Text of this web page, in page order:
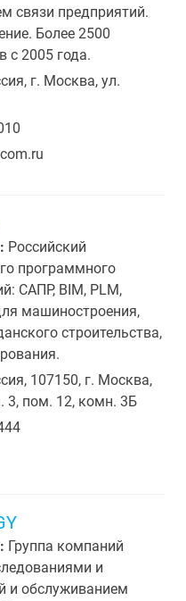
связи предприятий.
Более 2500
с 2005 года.
г. Москва, ул.
Российский
программного
САПР, BIM, PLM,
машиностроения,
строительства,
107150, г. Москва,
3, пом. 12, комн. 3Б
Группа компаний
и
и обслуживанием